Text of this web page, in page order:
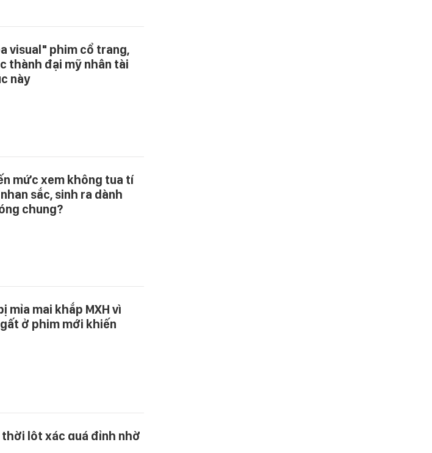
visual" phim cổ trang,
thành đại mỹ nhân tài
này
mức xem không tua tí
sắc, sinh ra dành
chung?
mỉa mai khắp MXH vì
ở phim mới khiến
lột xác quá đỉnh nhờ